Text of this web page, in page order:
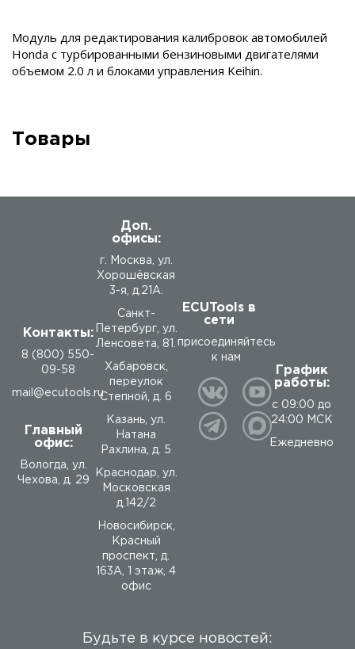
Модуль для редактирования калибровок автомобилей
Honda с турбированными бензиновыми двигателями
объемом 2.0 л и блоками управления Keihin.
Товары
Контакты:
8 (800) 550-
09-58
mail@ecutools.ru
Главный
офис:
Вологда, ул.
Чехова, д. 29
Доп.
офисы:
г. Москва, ул.
Хорошёвская
3-я, д.21А.
Санкт-
Петербург, ул.
Ленсовета, 81.
Хабаровск,
переулок
Степной, д. 6
Казань, ул.
Натана
Рахлина, д. 5
Краснодар, ул.
Московская
д.142/2
Новосибирск,
Красный
проспект, д.
163А, 1 этаж, 4
офис
ECUTools в
сети
присоединяйтесь
к нам
График
работы:
с 09:00 до
24:00 МСК
Ежедневно
Будьте в курсе новостей: